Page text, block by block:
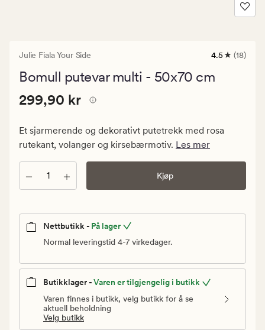
Julie Fiala Your Side
18
med
4.5 (18)
Bomull putevar multi - 50x70 cm
Pris
299,90
Vanlig
299,90
kr
Pris 299,90 kr
299,90 kr
Et sjarmerende og dekorativt putetrekk med rosa
rutekant, volanger og kirsebærmotiv. Les mer
Antall Kjøp
Nettbutikk - På lager
Normal leveringstid 4-7 virkedager.
Butikklager -Varen er tilgjengelig i butikk
Varen finnes i butikk, velg butikk for å se
aktuell beholdning
Velg butikk